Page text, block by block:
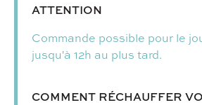
ATTENTION
Commande possible pour le
jusqu'à 12h au plus tard.
COMMENT RÉCHAUFFER